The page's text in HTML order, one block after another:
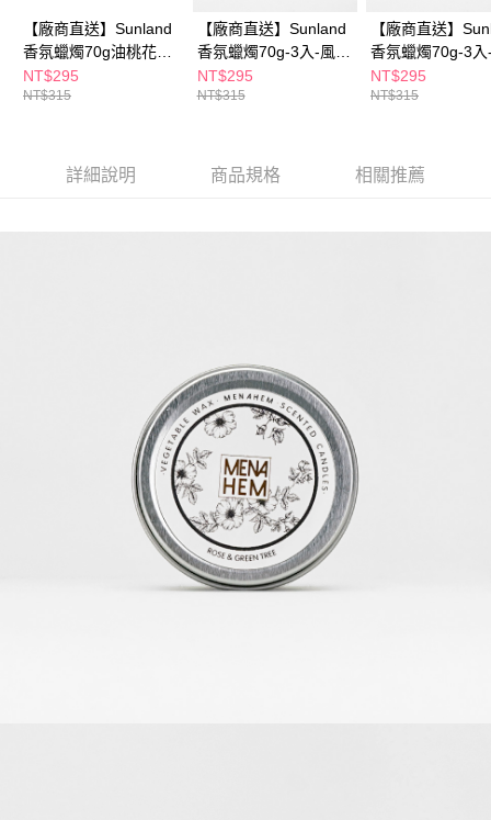
https://aftee.tw/terms/#terms3
３．未成年的使用者請事先徵得法定代理人或監護人之同意方可使用
「AFTEE先享後付」，若未經同意申辦者引起之損失，本公司不負相關責
任。
５．嚴禁一人註冊多個帳號或使用他人資訊註冊。若發現惡意使用之情形，
恩沛科技股份有限公司將有權停止該用戶之使用額度並採取法律行動。
【廠商直送】Sunland
香氛蠟燭70g油桃花
+風鈴草+鼠尾草
NT$295
NT$315
【廠商直送】Sunland
香氛蠟燭70g-3入-風鈴
草
NT$295
NT$315
【廠商直送】
香氛蠟燭70g-3
花蜂蜜
NT$295
NT$315
詳細說明 商品規格 相關推薦